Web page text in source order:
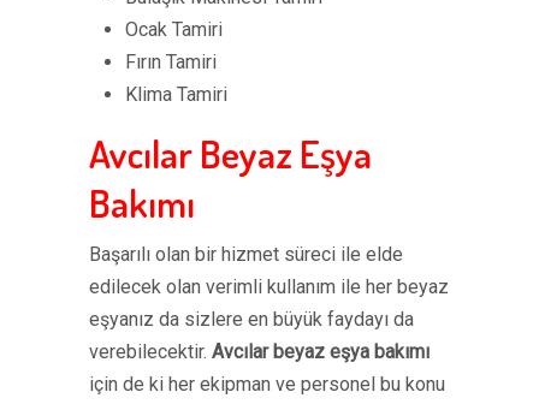
Ocak Tamiri
Fırın Tamiri
Klima Tamiri
Avcılar Beyaz Eşya
Bakımı
Başarılı olan bir hizmet süreci ile elde
edilecek olan verimli kullanım ile her beyaz
eşyanız da sizlere en büyük faydayı da
verebilecektir. Avcılar beyaz eşya bakımı
için de ki her ekipman ve personel bu konu